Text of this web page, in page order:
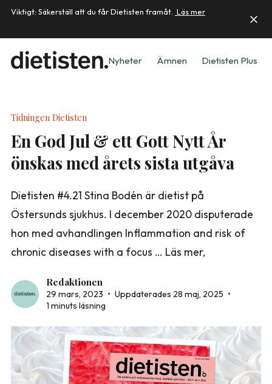
Viktigt: Säkerställ att du får Dietisten framåt. Läs mer
Nyheter Ämnen Dietisten Plus
Tidningen Dietisten
En God Jul & ett Gott Nytt År
önskas med årets sista utgåva
Dietisten #4.21 Stina Bodén är dietist på
Östersunds sjukhus. I december 2020 disputerade
hon med avhandlingen Inflammation and risk of
chronic diseases with a focus … Läs mer,
Redaktionen
29 mars, 2023 • Uppdaterades 28 maj, 2025 •
1 minuts läsning